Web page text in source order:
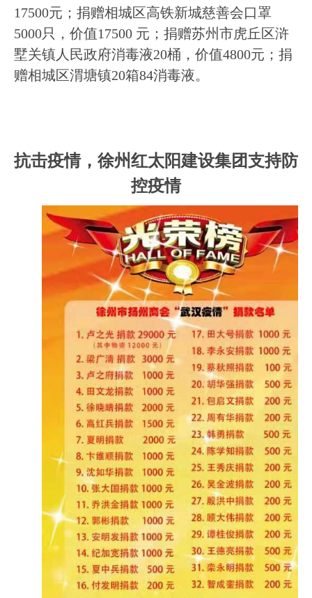
17500元；捐赠相城区高铁新城慈善会口罩
5000只，价值17500 元；捐赠苏州市虎丘区浒
墅关镇人民政府消毒液20桶，价值4800元； 捐
赠相城区渭塘镇20箱84消毒液。
抗击疫情，徐州红太阳建设集团支持防
控疫情